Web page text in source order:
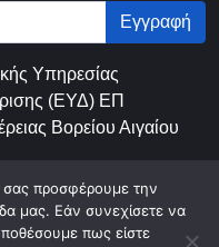
Ένταξης Βορείου
σας προσφέρουμε την
μας. Εάν συνεχίσετε να
πως είστε